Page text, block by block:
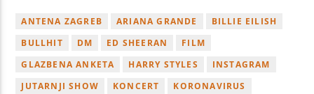
ANTENA ZAGREB ARIANA GRANDE
BILLIE EILISH
BULLHIT
DM ED SHEERAN
FILM
GLAZBENA ANKETA
HARRY STYLES
INSTAGRAM
JUTARNJI SHOW
KONCERT
KORONAVIRUS